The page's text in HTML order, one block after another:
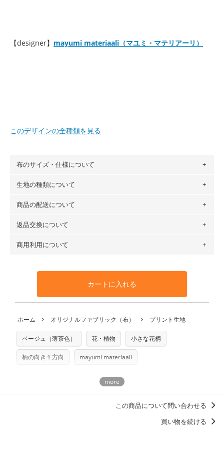
【designer】 mayumi materiaali（マユミ・マテリアーリ）
このデザインの全種類を見る
布のサイズ・仕様について
布の長さは50cm単位での販売になります。
場合 → 購入数量「7」
※カットを希望の方は備考欄に「50cmずつカット希望」など
ご記載ください（50cm単位でのカットのみ）
プリント布の仕様についてもっと詳しく見る
生地の種類について
・現在、すべてのデザインのプリントに使用している生地は
ットン（ダブルガーゼ）・100％コットン（ローン）・コッ
トンリネン（ビエラ織）・100％コットン（ツイル）・
100％コットン（キャンバス・11号帆布）です。
生地見本サンプル（無料）を購入する
商品の配送について
・ネコポスでの配送は、布は2mまで型紙は2個までとなりま
も送料の表示が600円となり宅急便での配送となります。
となります。
※万が一、検品時に不備が見つかった場合は、4～5営業日後
※土日祝は営業日に含まれません。
※配送日のご指定は承れません。出来上がり次第、順次発送
返品交換について
・布はご注文後に注文数量のみをプリントするため、
購入後
や用尺をお間違えのないようお願いします。思っていた色味
と違う、などの理由での返品は承れません。予めご了承くだ
商用利用について
利用いただけます。「nunocoto fabric使用」といった記載
も不要です。（製品化した際に起こる全ての問題、クレーム
いませんのでご了承ください）
※有料型紙（ホームソーイング型紙シリーズ）および柄がえ
らべるキットに付属された型紙は商用利用できませんのでご
注意ください。型紙自体の転用・販売および型紙を使用して
商用利用についての詳細はこちら
カートに入れる
ホーム オリジナルファブリック（布） プリント生地
ベージュ（薄茶色） 花・植物 小さな花柄
柄の向き１方向 mayumi materiaali
この商品について問い合わせる
買い物を続ける